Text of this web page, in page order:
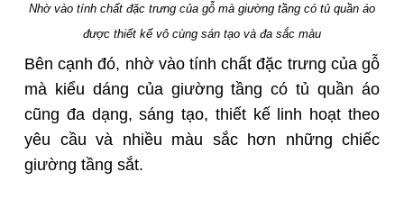
Nhờ vào tính chất đặc trưng của gỗ mà giường tầng có tủ quần áo
được thiết kế vô cùng sán tạo và đa sắc màu
Bên cạnh đó, nhờ vào tính chất đặc trưng của gỗ
mà kiểu dáng của giường tầng có tủ quần áo
cũng đa dạng, sáng tạo, thiết kế linh hoạt theo
yêu cầu và nhiều màu sắc hơn những chiếc
giường tầng sắt.